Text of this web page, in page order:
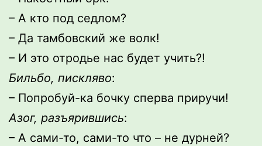
– А кто под седлом?
– Да тамбовский же волк!
– И это отродье нас будет учить?!
Бильбо, пискляво:
– Попробуй-ка бочку сперва приручи!
Азог, разъярившись:
– А сами-то, сами-то что – не дурней?